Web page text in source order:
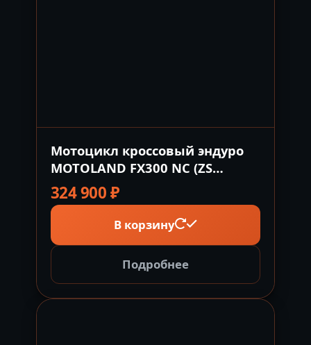
Мотоцикл кроссовый эндуро
MOTOLAND FX300 NC (ZS
182MN)
324 900₽
В корзину
Подробнее